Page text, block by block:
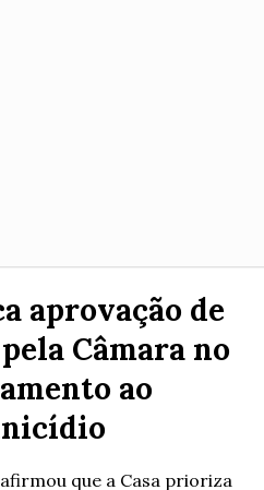
aprovação de
Câmara no
ao
que a Casa prioriza